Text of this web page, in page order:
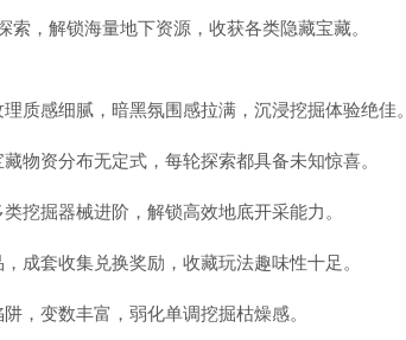
索，解锁海量地下资源，收获各类隐藏宝藏。
质感细腻，暗黑氛围感拉满，沉浸挖掘体验绝佳。
物资分布无定式，每轮探索都具备未知惊喜。
挖掘器械进阶，解锁高效地底开采能力。
成套收集兑换奖励，收藏玩法趣味性十足。
，变数丰富，弱化单调挖掘枯燥感。